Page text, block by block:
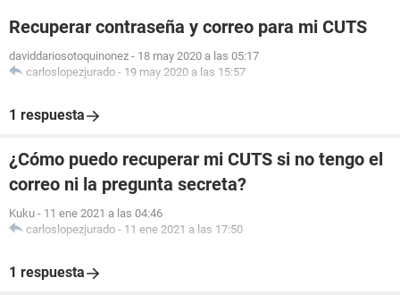
Recuperar contraseña y correo para mi CUTS
daviddariosotoquinonez - 18 may 2020 a las 05:17
carloslopezjurado - 19 may 2020 a las 15:57
1 respuesta
¿Cómo puedo recuperar mi CUTS si no tengo el
correo ni la pregunta secreta?
Kuku - 11 ene 2021 a las 04:46
carloslopezjurado - 11 ene 2021 a las 17:50
1 respuesta